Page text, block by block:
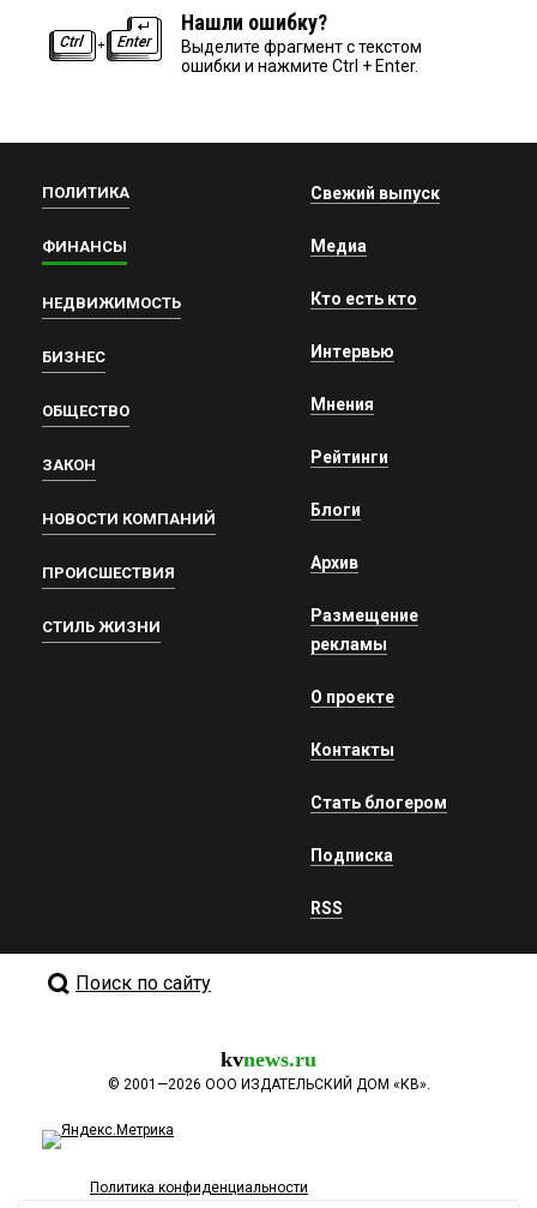
Нашли ошибку?
Выделите фрагмент с текстом
ошибки и нажмите Ctrl + Enter.
ПОЛИТИКА
ФИНАНСЫ
НЕДВИЖИМОСТЬ
БИЗНЕС
ОБЩЕСТВО
ЗАКОН
НОВОСТИ КОМПАНИЙ
ПРОИСШЕСТВИЯ
СТИЛЬ ЖИЗНИ
Свежий выпуск
Медиа
Кто есть кто
Интервью
Мнения
Рейтинги
Блоги
Архив
Размещение
рекламы
О проекте
Контакты
Стать блогером
Подписка
RSS
Поиск по сайту
kvnews.ru
© 2001—2026 ООО ИЗДАТЕЛЬСКИЙ ДОМ «КВ».
Политика конфиденциальности